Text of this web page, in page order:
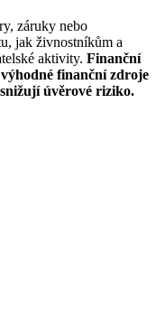
záruky nebo
jak živnostníkům a
aktivity. Finanční
finanční zdroje
úvěrové riziko.